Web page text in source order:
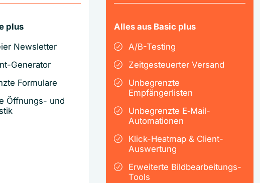
plus
Newsletter
Generator
Formulare
Öffnungs- und
Alles aus Basic plus
A/B-Testing
Zeitgesteuerter Versand
Unbegrenzte
Empfängerlisten
Unbegrenzte E‑Mail-
Automationen
Klick-Heatmap & Client-
Auswertung
Erweiterte Bildbearbeitungs-
Tools